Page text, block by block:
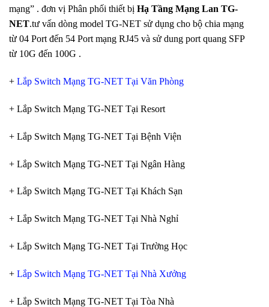
mạng” . đơn vị Phân phối thiết bị Hạ Tầng Mạng Lan TG-
NET.tư vấn dòng model TG-NET sử dụng cho bộ chia mạng
từ 04 Port đến 54 Port mạng RJ45 và sử dung port quang SFP
từ 10G đến 100G .
+ Lắp Switch Mạng TG-NET Tại Văn Phòng
+ Lắp Switch Mạng TG-NET Tại Resort
+ Lắp Switch Mạng TG-NET Tại Bệnh Viện
+ Lắp Switch Mạng TG-NET Tại Ngân Hàng
+ Lắp Switch Mạng TG-NET Tại Khách Sạn
+ Lắp Switch Mạng TG-NET Tại Nhà Nghỉ
+ Lắp Switch Mạng TG-NET Tại Trường Học
+ Lắp Switch Mạng TG-NET Tại Nhà Xưởng
+ Lắp Switch Mạng TG-NET Tại Tòa Nhà